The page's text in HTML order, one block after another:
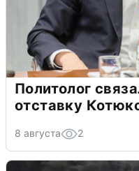
Политолог
отставку
8 августа 2